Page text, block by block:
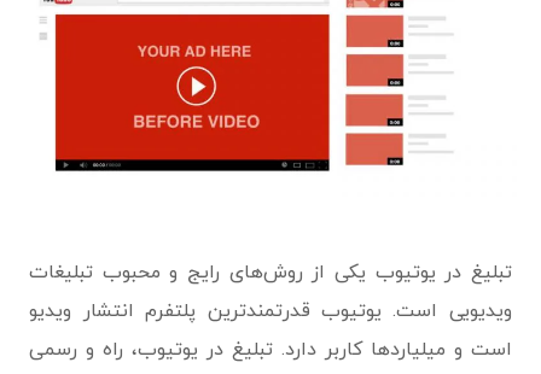
تبلیغ در یوتیوب یکی از روش‌های رایج و محبوب تبلیغات
ویدیویی است. یوتیوب قدرتمندترین پلتفرم انتشار ویدیو
است و میلیاردها کاربر دارد. تبلیغ در یوتیوب، راه و رسمی